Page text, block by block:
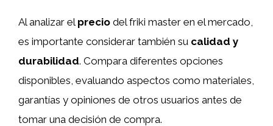
Al analizar el precio del friki master en el mercado,
es importante considerar también su calidad y
durabilidad. Compara diferentes opciones
disponibles, evaluando aspectos como materiales,
garantías y opiniones de otros usuarios antes de
tomar una decisión de compra.